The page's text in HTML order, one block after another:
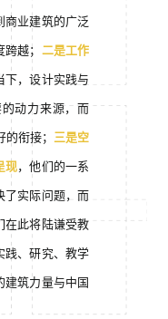
商业建筑的广泛
越； 二是工作
下，设计实践与
动力来源，而
衔接； 三是空
现，他们的一系
了实际问题，而
在此将陆谦受教
践、研究、教学
建筑力量与中国